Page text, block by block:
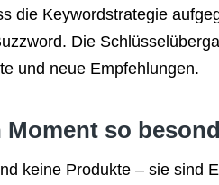
die Keywordstrategie
Die
und neue Empfehlungen.
Moment so
keine Produkte – sie sind